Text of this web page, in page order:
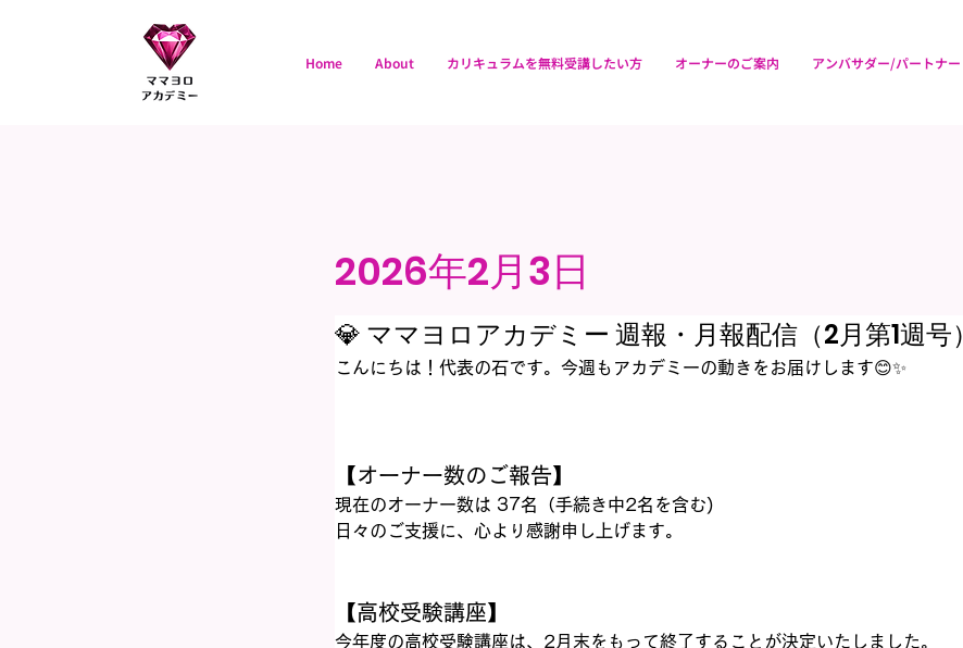
Home About カリキュラムを無料受講したい方 オーナーのご案内 アンバサダー/パートナー
2026年2月3日
💎 ママヨロアカデミー 週報・月報配信（2月第1週号）
こんにちは！代表の石です。今週もアカデミーの動きをお届けします😊✨
【オーナー数のご報告】
現在のオーナー数は 37名（手続き中2名を含む)
日々のご支援に、心より感謝申し上げます。
【高校受験講座】
今年度の高校受験講座は、2月末をもって終了することが決定いたしました。